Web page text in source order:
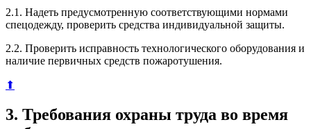
2.1. Надеть предусмотренную соответствующими нормами
спецодежду, проверить средства индивидуальной защиты.
2.2. Проверить исправность технологического оборудования и
наличие первичных средств пожаротушения.
⬆
3. Требования охраны труда во время